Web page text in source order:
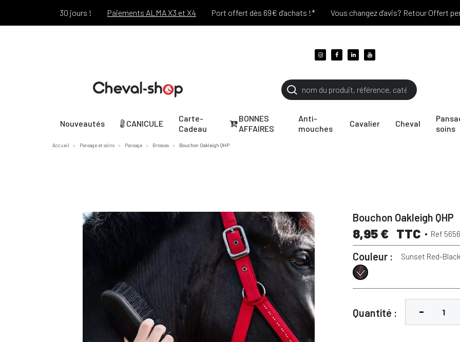
pendant 30 jours ! Paiements ALMA X3 et X4 Port offert dès 69€ d'achats !* Vous changez d'avis? Retour Offert pendant
Nouveautés CANICULE
Carte-
Cadeau
BONNES
AFFAIRES
Anti-
mouches
Cavalier Cheval
soins
Accueil Pansage et soins Pansage Brosses Bouchon Oakleigh QHP
Bouchon Oakleigh QHP
8,95 € TTC Ref 5656
Couleur : Sunset Red-Black
Sunset Red-Black
Quantité :